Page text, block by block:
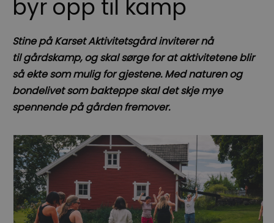
byr opp til kamp
Stine på Karset Aktivitetsgård inviterer nå
til gårdskamp, og skal sørge for at aktivitetene blir
så ekte som mulig for gjestene. Med naturen og
bondelivet som bakteppe skal det skje mye
spennende på gården fremover.